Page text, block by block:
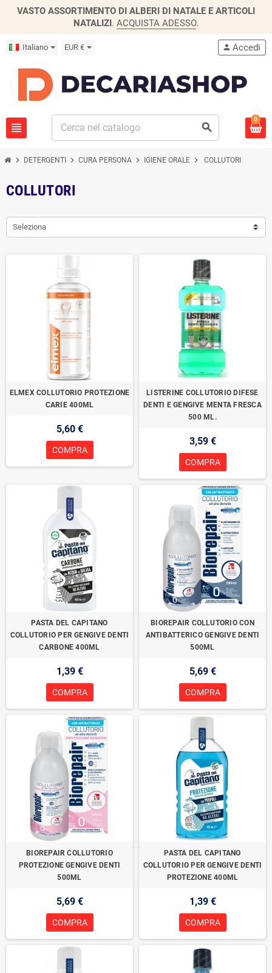
VASTO ASSORTIMENTO DI ALBERI DI NATALE E ARTICOLI
NATALIZI. ACQUISTA ADESSO.
Italiano EUR €
view_headline search
person Accedi
0
chevron_right DETERGENTI chevron_right CURA PERSONA chevron_right IGIENE ORALE chevron_right COLLUTORI
COLLUTORI
Seleziona
ELMEX COLLUTORIO PROTEZIONE
CARIE 400ML
5,60 €
COMPRA
LISTERINE COLLUTORIO DIFESE
DENTI E GENGIVE MENTA FRESCA
500 ML.
3,59 €
COMPRA
PASTA DEL CAPITANO
COLLUTORIO PER GENGIVE DENTI
CARBONE 400ML
1,39 €
COMPRA
BIOREPAIR COLLUTORIO CON
ANTIBATTERICO GENGIVE DENTI
500ML
5,69 €
COMPRA
BIOREPAIR COLLUTORIO
PROTEZIONE GENGIVE DENTI
500ML
5,69 €
COMPRA
PASTA DEL CAPITANO
COLLUTORIO PER GENGIVE DENTI
PROTEZIONE 400ML
1,39 €
COMPRA